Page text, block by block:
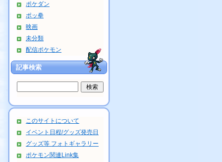
ポケダン
ポッ拳
映画
未分類
配信ポケモン
記事検索
このサイトについて
イベント日程/グッズ発売日
グッズ等 フォトギャラリー
ポケモン関連Link集